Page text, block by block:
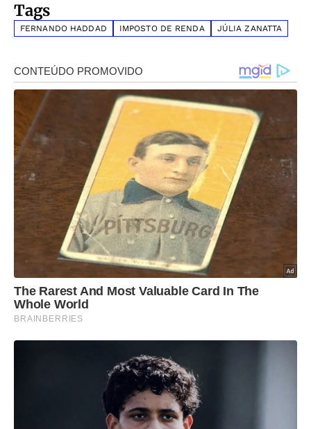
Tags
FERNANDO HADDAD IMPOSTO DE RENDA JÚLIA ZANATTA